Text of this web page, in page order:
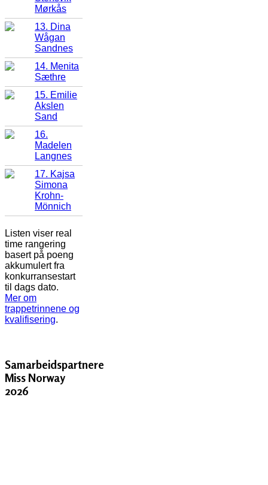
Mørkås
13. Dina
Wågan
Sandnes
14. Menita
Sæthre
15. Emilie
Akslen
Sand
16.
Madelen
Langnes
17. Kajsa
Simona
Krohn-
Mönnich
Listen viser real
time rangering
basert på poeng
akkumulert fra
konkurransestart
til dags dato.
Mer om
trappetrinnene og
kvalifisering.
Samarbeidspartnere
Miss Norway
2026